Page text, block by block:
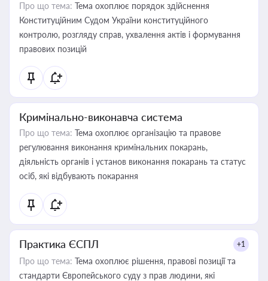
Про що тема: Тема охоплює порядок здійснення
Конституційним Судом України конституційного
контролю, розгляду справ, ухвалення актів і формування
правових позицій
Кримінально-виконавча система
Про що тема: Тема охоплює організацію та правове
регулювання виконання кримінальних покарань,
діяльність органів і установ виконання покарань та статус
осіб, які відбувають покарання
Практика ЄСПЛ +1
Про що тема: Тема охоплює рішення, правові позиції та
стандарти Європейського суду з прав людини, які